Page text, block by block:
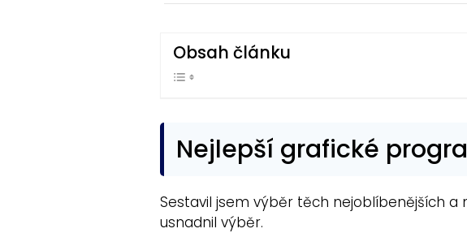
Obsah článku
Nejlepší grafické
Sestavil jsem výběr těch nejoblíbenějších
usnadnil výběr.